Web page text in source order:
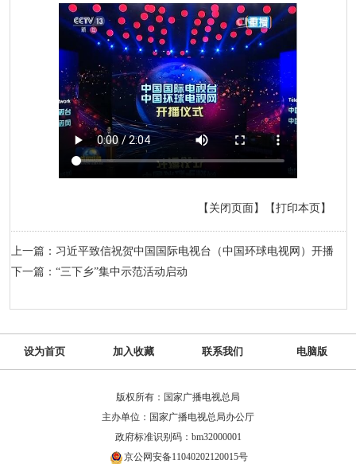
【打印本页】
【关闭页面】
上一篇：习近平致信祝贺中国国际电视台（中国环球电视网）开播
下一篇：“三下乡”集中示范活动启动
设为首页 加入收藏 联系我们 电脑版
版权所有：国家广播电视总局
主办单位：国家广播电视总局办公厅
政府标准识别码：bm32000001
京公网安备11040202120015号